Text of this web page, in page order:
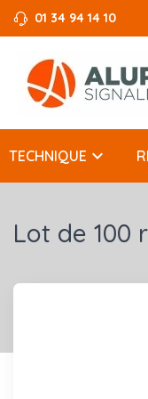
01 34 94 14 10
TECHNIQUE keyboard_arrow_down
Lot de 100